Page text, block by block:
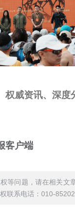
权威资讯、深度
客户端
等问题，请在相关文
联系电话：010-